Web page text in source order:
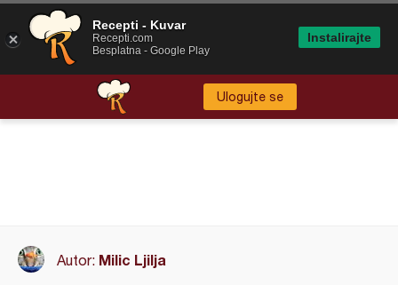
Ulogujte se
Autor: Milic Ljilja
Recepti - Kuvar
Recepti.com
Besplatna - Google Play
Instalirajte